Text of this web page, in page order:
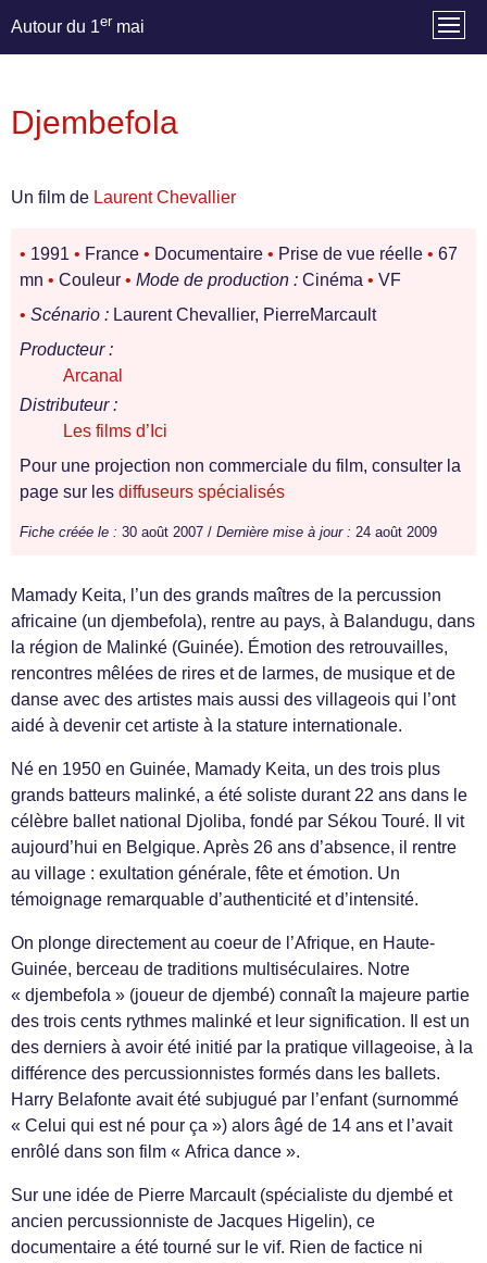
Autour du 1er mai
Djembefola
Un film de Laurent Chevallier
• 1991 • France • Documentaire • Prise de vue réelle • 67
mn • Couleur • Mode de production : Cinéma • VF
• Scénario : Laurent Chevallier, PierreMarcault
Producteur :
Arcanal
Distributeur :
Les films d’Ici
Pour une projection non commerciale du film, consulter la
page sur les diffuseurs spécialisés
Fiche créée le : 30 août 2007 / Dernière mise à jour : 24 août 2009
Mamady Keita, l’un des grands maîtres de la percussion
africaine (un djembefola), rentre au pays, à Balandugu, dans
la région de Malinké (Guinée). Émotion des retrouvailles,
rencontres mêlées de rires et de larmes, de musique et de
danse avec des artistes mais aussi des villageois qui l’ont
aidé à devenir cet artiste à la stature internationale.
Né en 1950 en Guinée, Mamady Keita, un des trois plus
grands batteurs malinké, a été soliste durant 22 ans dans le
célèbre ballet national Djoliba, fondé par Sékou Touré. Il vit
aujourd’hui en Belgique. Après 26 ans d’absence, il rentre
au village : exultation générale, fête et émotion. Un
témoignage remarquable d’authenticité et d’intensité.
On plonge directement au coeur de l’Afrique, en Haute-
Guinée, berceau de traditions multiséculaires. Notre
« djembefola » (joueur de djembé) connaît la majeure partie
des trois cents rythmes malinké et leur signification. Il est un
des derniers à avoir été initié par la pratique villageoise, à la
différence des percussionnistes formés dans les ballets.
Harry Belafonte avait été subjugué par l’enfant (surnommé
« Celui qui est né pour ça ») alors âgé de 14 ans et l’avait
enrôlé dans son film « Africa dance ».
Sur une idée de Pierre Marcault (spécialiste du djembé et
ancien percussionniste de Jacques Higelin), ce
documentaire a été tourné sur le vif. Rien de factice ni